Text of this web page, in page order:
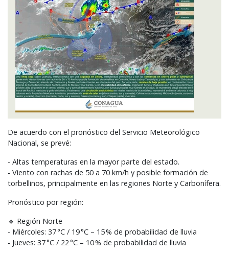
De acuerdo con el pronóstico del Servicio Meteorológico
Nacional, se prevé:
- Altas temperaturas en la mayor parte del estado.
- Viento con rachas de 50 a 70 km/h y posible formación de
torbellinos, principalmente en las regiones Norte y Carbonífera.
Pronóstico por región:
🔹 Región Norte
- Miércoles: 37 °C / 19 °C – 15 % de probabilidad de lluvia
- Jueves: 37 °C / 22 °C – 10 % de probabilidad de lluvia